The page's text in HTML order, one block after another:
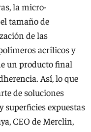
la micro-
tamaño de
de las
acrílicos y
un producto final
Así, lo que
de soluciones
superficies expuestas
CEO de Merclin,